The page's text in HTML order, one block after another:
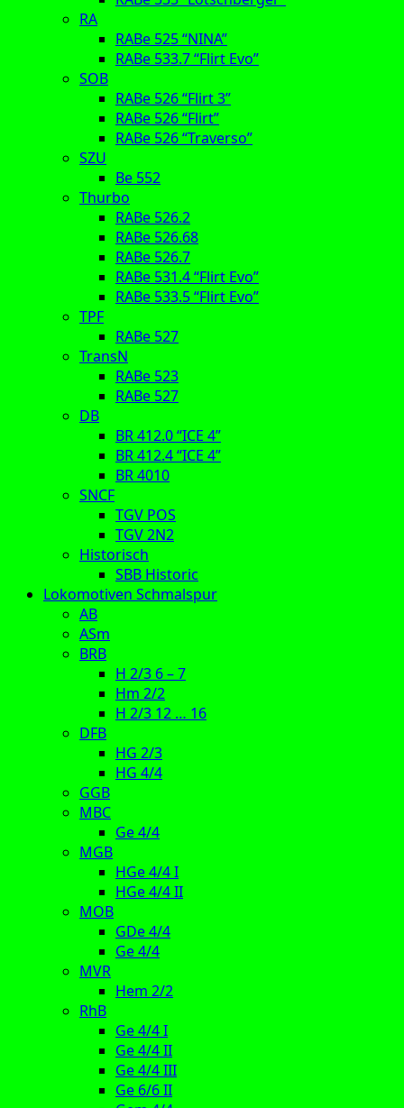
RA
RABe 525 “NINA”
RABe 533.7 “Flirt Evo”
SOB
RABe 526 “Flirt 3”
RABe 526 “Flirt”
RABe 526 “Traverso”
SZU
Be 552
Thurbo
RABe 526.2
RABe 526.68
RABe 526.7
RABe 531.4 “Flirt Evo”
RABe 533.5 “Flirt Evo”
TPF
RABe 527
TransN
RABe 523
RABe 527
DB
BR 412.0 “ICE 4”
BR 412.4 “ICE 4”
BR 4010
SNCF
TGV POS
TGV 2N2
Historisch
SBB Historic
Lokomotiven Schmalspur
AB
ASm
BRB
H 2/3 6 – 7
Hm 2/2
H 2/3 12 … 16
DFB
HG 2/3
HG 4/4
GGB
MBC
Ge 4/4
MGB
HGe 4/4 I
HGe 4/4 II
MOB
GDe 4/4
Ge 4/4
MVR
Hem 2/2
RhB
Ge 4/4 I
Ge 4/4 II
Ge 4/4 III
Ge 6/6 II